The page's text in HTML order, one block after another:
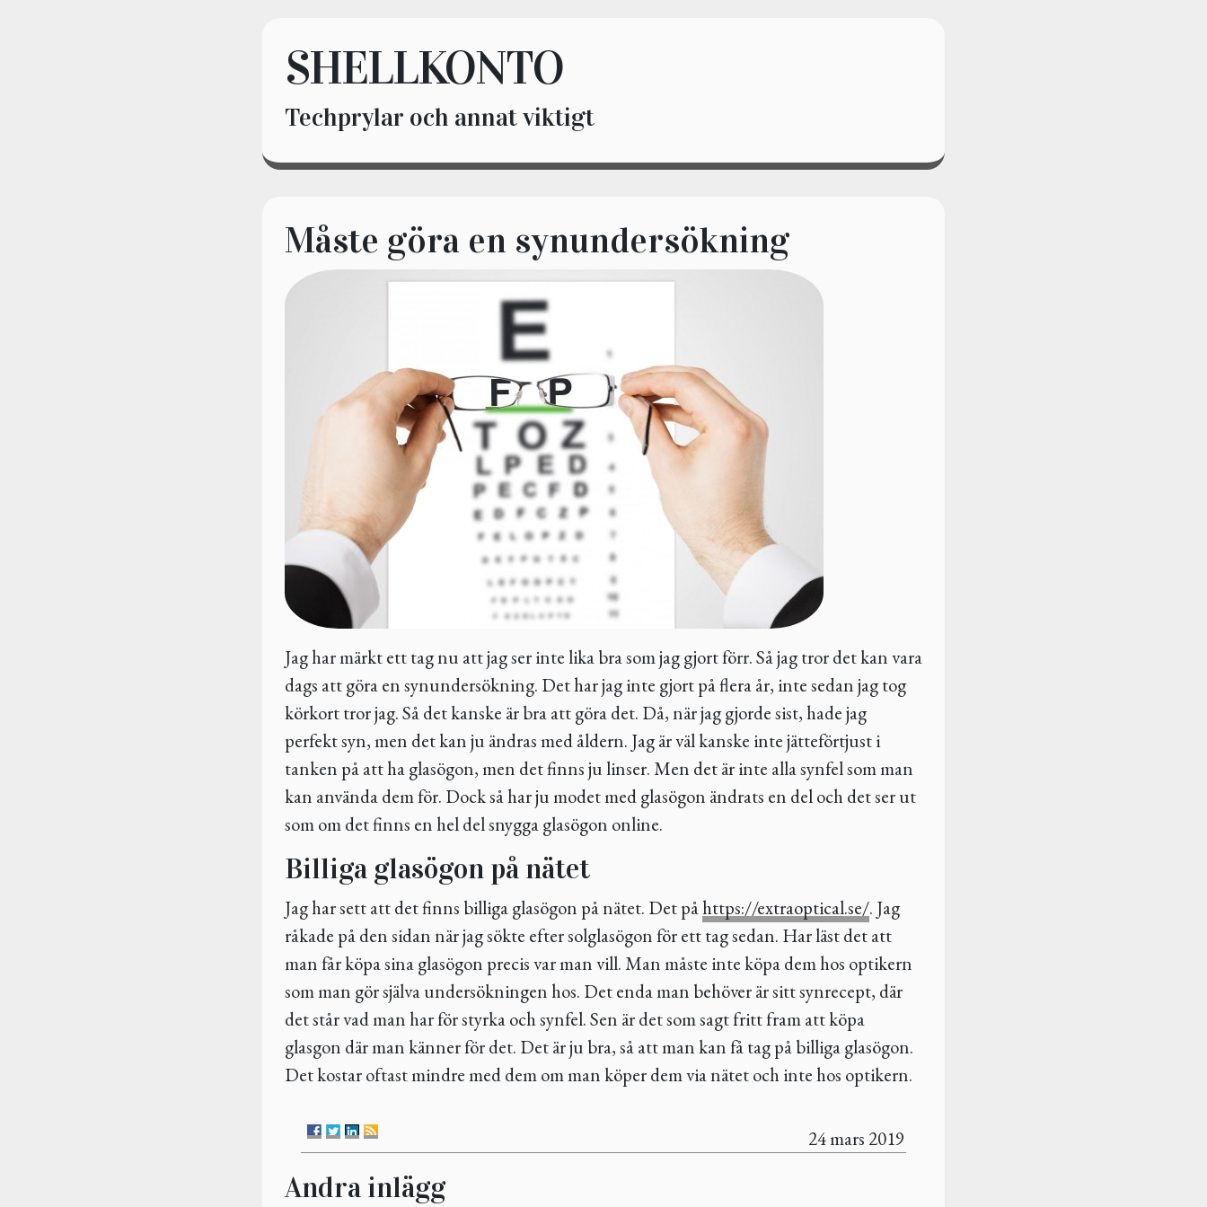
SHELLKONTO
Techprylar och annat viktigt
Måste göra en synundersökning
Jag har märkt ett tag nu att jag ser inte lika bra som jag gjort förr. Så jag tror det kan vara
dags att göra en synundersökning. Det har jag inte gjort på flera år, inte sedan jag tog
körkort tror jag. Så det kanske är bra att göra det. Då, när jag gjorde sist, hade jag
perfekt syn, men det kan ju ändras med åldern. Jag är väl kanske inte jätteförtjust i
tanken på att ha glasögon, men det finns ju linser. Men det är inte alla synfel som man
kan använda dem för. Dock så har ju modet med glasögon ändrats en del och det ser ut
som om det finns en hel del snygga glasögon online.
Billiga glasögon på nätet
Jag har sett att det finns billiga glasögon på nätet. Det påhttps://extraoptical.se/. Jag
råkade på den sidan när jag sökte efter solglasögon för ett tag sedan. Har läst det att
man får köpa sina glasögon precis var man vill. Man måste inte köpa dem hos optikern
som man gör själva undersökningen hos. Det enda man behöver är sitt synrecept, där
det står vad man har för styrka och synfel. Sen är det som sagt fritt fram att köpa
glasgon där man känner för det. Det är ju bra, så att man kan få tag på billiga glasögon.
Det kostar oftast mindre med dem om man köper dem via nätet och inte hos optikern.
24 mars 2019
Andra inlägg